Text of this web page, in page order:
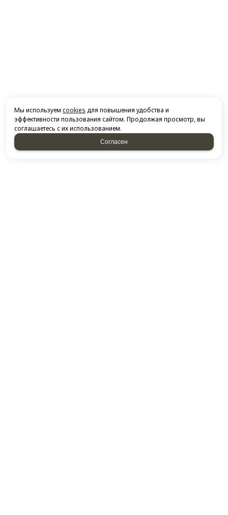
Мы используем cookies для повышения удобства и
эффективности пользования сайтом. Продолжая просмотр, вы
соглашаетесь с их использованием.
Согласен